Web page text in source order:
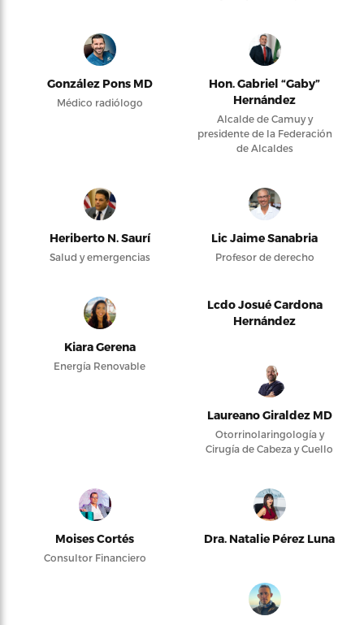
González Pons MD
Médico radiólogo
Hon. Gabriel “Gaby”
Hernández
Alcalde de Camuy y
presidente de la Federación
de Alcaldes
Heriberto N. Saurí
Salud y emergencias
Lic Jaime Sanabria
Profesor de derecho
Kiara Gerena
Energía Renovable
Lcdo Josué Cardona
Hernández
Laureano Giraldez MD
Otorrinolaringología y
Cirugía de Cabeza y Cuello
Moises Cortés
Consultor Financiero
Dra. Natalie Pérez Luna